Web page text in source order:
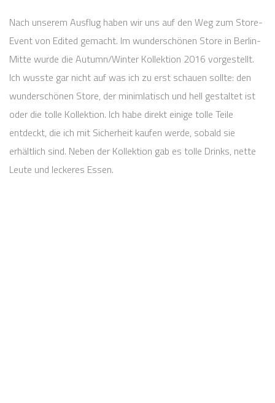
Nach unserem Ausflug haben wir uns auf den Weg zum Store-
Event von Edited gemacht. Im wunderschönen Store in Berlin-
Mitte wurde die Autumn/Winter Kollektion 2016 vorgestellt.
Ich wusste gar nicht auf was ich zu erst schauen sollte: den
wunderschönen Store, der minimlatisch und hell gestaltet ist
oder die tolle Kollektion. Ich habe direkt einige tolle Teile
entdeckt, die ich mit Sicherheit kaufen werde, sobald sie
erhältlich sind. Neben der Kollektion gab es tolle Drinks, nette
Leute und leckeres Essen.